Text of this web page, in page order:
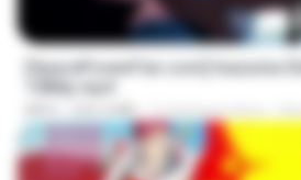
[SpacePowerFan.com] Inazuma
526.4 MB 2 miesiące temu